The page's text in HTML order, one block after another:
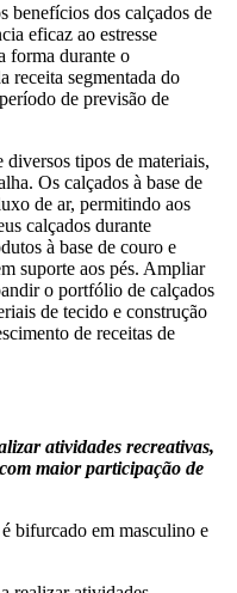
benefícios dos calçados de
eficaz ao estresse
forma durante o
receita segmentada do
de previsão de
diversos tipos de materiais,
Os calçados à base de
de ar, permitindo aos
calçados durante
à base de couro e
suporte aos pés. Ampliar
o portfólio de calçados
de tecido e construção
de receitas de
atividades recreativas,
maior participação de
bifurcado em masculino e